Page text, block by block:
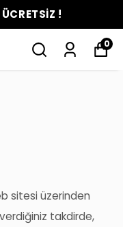
!
0
sitesi üzerinden
takdirde,